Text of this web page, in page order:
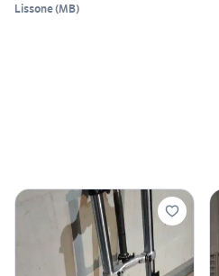
Lissone(MB)